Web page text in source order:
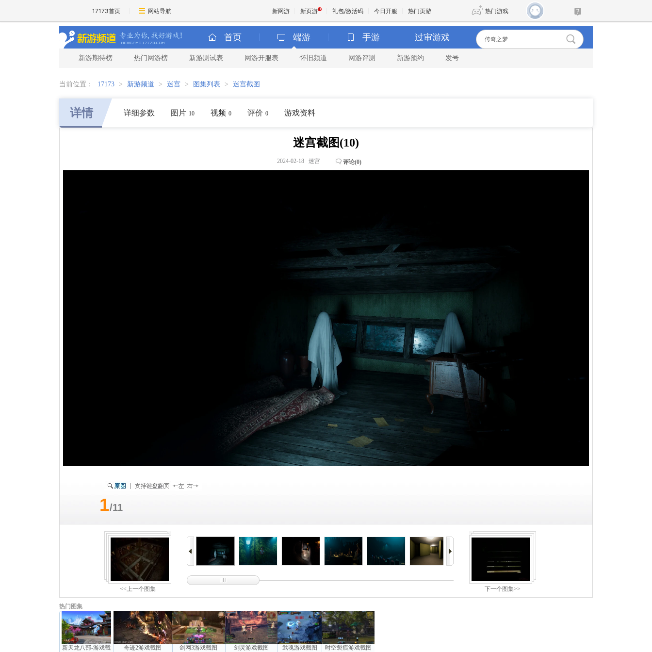
17173首页 网站导航 新网游 新页游 礼包/激活码 今日开服 热门页游 热门游戏
魔兽 DNF
首页 端游 手游 过审游戏
新游期待榜 热门网游榜 新游测试表 网游开服表 怀旧频道 网游评测 新游预约 发号
当前位置： 17173 > 新游频道 > 迷宫 > 图集列表 > 迷宫截图
详情 详细参数 图片 10 视频 0 评价 0 游戏资料
迷宫截图(10)
评论(0)
2024-02-18 迷宫
1/11
<<上一个图集 下一个图集>>
热门图集
新天龙八部-游戏截 奇迹2游戏截图 剑网3游戏截图 剑灵游戏截图 武魂游戏截图 时空裂痕游戏截图